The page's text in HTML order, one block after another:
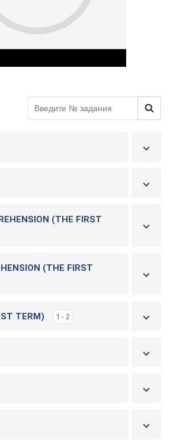
(THE FIRST
(THE FIRST
TERM) 1 - 2